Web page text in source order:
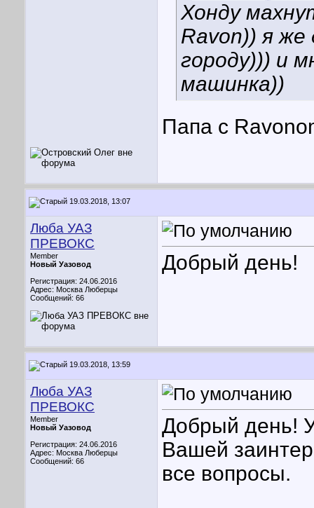
Хонду
Ravon)) я же
городу))) и
машинка))
Папа с
19.03.2018, 13:07
Люба УАЗ
ПРЕВОКС
Member
Новый Уазовод
Регистрация: 24.06.2016
Адрес: Москва Люберцы
Сообщений: 66
Добрый день!
19.03.2018, 13:59
Люба УАЗ
ПРЕВОКС
Member
Новый Уазовод
Регистрация: 24.06.2016
Адрес: Москва Люберцы
Сообщений: 66
Добрый день!
Вашей
все вопросы.